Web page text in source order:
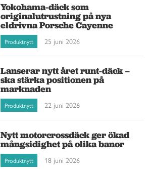
Yokohama-däck som
originalutrustning på nya
eldrivna Porsche Cayenne
Produktnytt 25 juni 2026
Lanserar nytt året runt-däck –
ska stärka positionen på
marknaden
Produktnytt 22 juni 2026
Nytt motorcrossdäck ger ökad
mångsidighet på olika banor
Produktnytt 18 juni 2026